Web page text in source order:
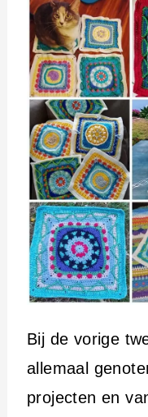
Bij de vorige
allemaal
projecten en